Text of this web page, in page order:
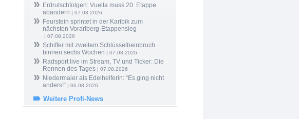
Erdrutschfolgen: Vuelta muss 20. Etappe
abändern | 07.08.2026
Feurstein sprintet in der Karibik zum
nächsten Vorarlberg-Etappensieg
| 07.08.2026
Schiffer mit zweitem Schlüsselbeinbruch
binnen sechs Wochen | 07.08.2026
Radsport live im Stream, TV und Ticker: Die
Rennen des Tages | 07.08.2026
Niedermaier als Edelhelferin: “Es ging nicht
anders!“ | 06.08.2026
Weitere Profi-News